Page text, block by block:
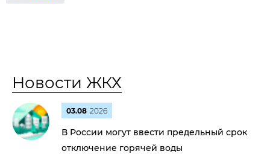
Новости ЖКХ
03.08 2026
В России могут ввести предельный срок
отключение горячей воды